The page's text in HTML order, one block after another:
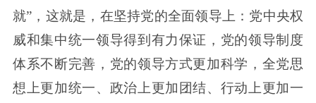
就”，这就是，在坚持党的全面领导上：党中央权
威和集中统一领导得到有力保证，党的领导制度
体系不断完善，党的领导方式更加科学，全党思
想上更加统一、政治上更加团结、行动上更加一